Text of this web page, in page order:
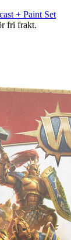
+ Paint Set
fri frakt.